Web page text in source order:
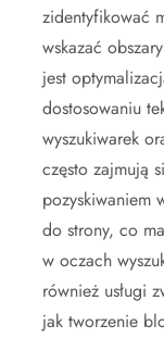
zidentyfikować
wskazać
jest
dostosowaniu
wyszukiwarek
często zajmują
pozyskiwaniem
do strony, co
w oczach
również usługi
jak tworzenie